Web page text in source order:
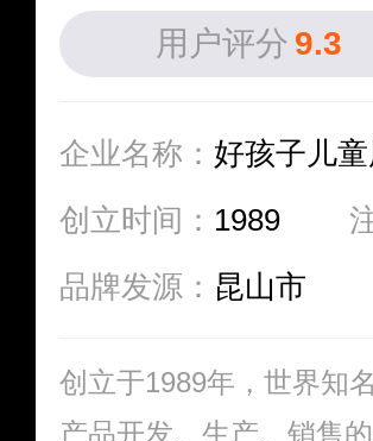
用户评分 9.3
企业名称： 好孩子儿
创立时间： 1989
品牌发源： 昆山市
创立于1989年，世界知
产品开发、生产、销售